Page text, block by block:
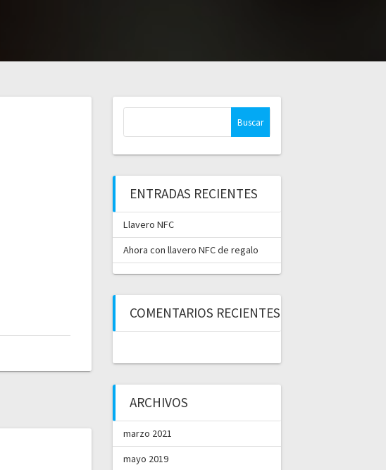
ENTRADAS RECIENTES
Llavero NFC
Ahora con llavero NFC de regalo
COMENTARIOS RECIENTES
ARCHIVOS
marzo 2021
mayo 2019